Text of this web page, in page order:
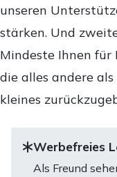
unseren
stärken. Und
Mindeste Ihnen
die alles andere
kleines
Werbefreies
Als Freund